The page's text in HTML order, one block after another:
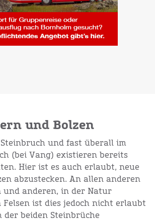
und Bolzen
Steinbruch und fast überall im
(bei Vang) existieren bereits
Hier ist es auch erlaubt, neue
abzustecken. An allen anderen
und anderen, in der Natur
Felsen ist dies jedoch nicht erlaubt
der beiden Steinbrüche